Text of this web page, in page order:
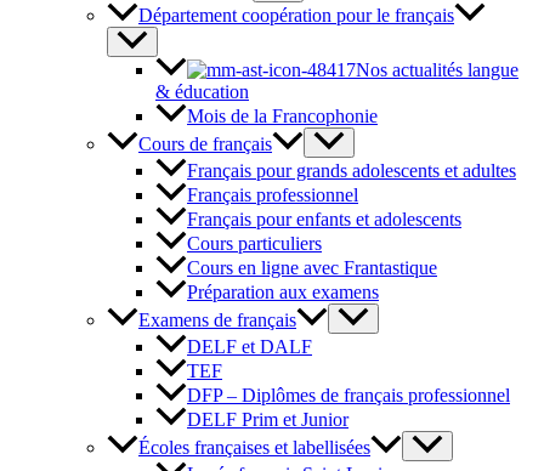
Département coopération pour le français
Nos actualités langue
& éducation
Mois de la Francophonie
Cours de français
Français pour grands adolescents et adultes
Français professionnel
Français pour enfants et adolescents
Cours particuliers
Cours en ligne avec Frantastique
Préparation aux examens
Examens de français
DELF et DALF
TEF
DFP – Diplômes de français professionnel
DELF Prim et Junior
Écoles françaises et labellisées